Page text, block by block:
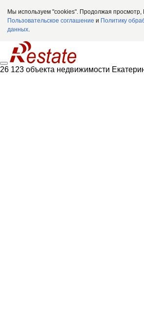
Мы используем "cookies". Продолжая
Пользовательское соглашение и Политику
данных.
26 123 объекта недвижимости